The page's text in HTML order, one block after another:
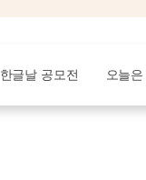
한글날 공모전 오늘